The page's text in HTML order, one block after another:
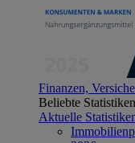
Finanzen,
Beliebte Statistiken
Aktuelle